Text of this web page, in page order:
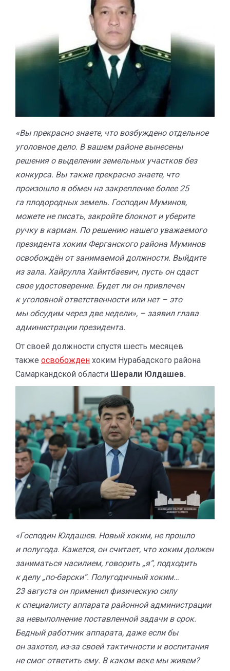
«Вы прекрасно знаете, что возбуждено отдельное
уголовное дело. В вашем районе вынесены
решения о выделении земельных участков без
конкурса. Вы также прекрасно знаете, что
произошло в обмен на закрепление более 25
га плодородных земель. Господин Муминов,
можете не писать, закройте блокнот и уберите
ручку в карман. По решению нашего уважаемого
президента хоким Ферганского района Муминов
освобождён от занимаемой должности. Выйдите
из зала. Хайрулла Хайитбаевич, пусть он сдаст
свое удостоверение. Будет ли он привлечен
к уголовной ответственности или нет – это
мы обсудим через две недели», – заявил глава
администрации президента.
От своей должности спустя шесть месяцев
также освобожден хоким Нурабадского района
Самаркандской области Шерали Юлдашев.
«Господин Юлдашев. Новый хоким, не прошло
и полугода. Кажется, он считает, что хоким должен
заниматься насилием, говорить „я“, подходить
к делу „по-барски“. Полугодичный хоким…
23 августа он применил физическую силу
к специалисту аппарата районной администрации
за невыполнение поставленной задачи в срок.
Бедный работник аппарата, даже если бы
он захотел, из-за своей тактичности и воспитания
не смог ответить ему. В каком веке мы живем?